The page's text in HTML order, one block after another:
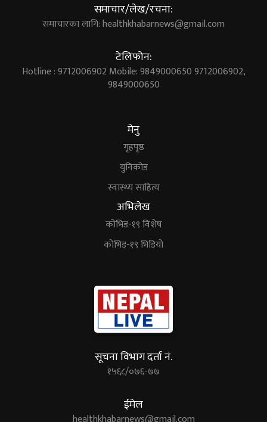
समाचार/लेख/रचना:
समाचारका लागि:healthkhabarnews@gmail.com
टेलिफोन:
Hotline : 9712006902 Mobile: 9849000650 9712006902,
9849000650
मेनु
गृहपृष्ठ
युनिकोड
स्वास्थ्य साहित्य
अभिलेख
कोभिड-१९ विशेष
कोभिड-१९ भिडियो
सूचना विभाग दर्ता नं.
१५६८/०७६-७७
ईमेल